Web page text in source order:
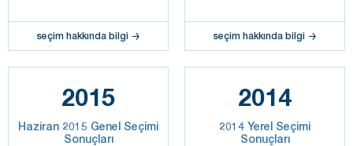
seçim hakkında bilgi seçim hakkında bilgi
2015
Haziran 2015 Genel Seçimi
Sonuçları
2014
2014 Yerel Seçimi
Sonuçları